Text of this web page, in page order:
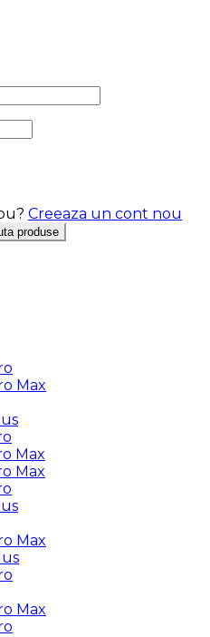
Creeaza un cont nou
produse
Max
Max
Max
Max
Max